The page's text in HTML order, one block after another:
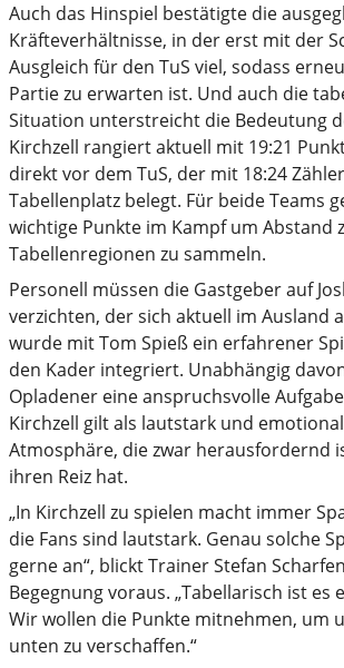
Auch das Hinspiel bestätigte die
Kräfteverhältnisse, in der erst mit der
Ausgleich für den TuS viel, sodass
Partie zu erwarten ist. Und auch die
Situation unterstreicht die Bedeutung
Kirchzell rangiert aktuell mit 19:21
direkt vor dem TuS, der mit 18:24
Tabellenplatz belegt. Für beide Teams
wichtige Punkte im Kampf um Abstand
Tabellenregionen zu sammeln.
Personell müssen die Gastgeber auf
verzichten, der sich aktuell im Ausland
wurde mit Tom Spieß ein erfahrener
den Kader integriert. Unabhängig
Opladener eine anspruchsvolle
Kirchzell gilt als lautstark und
Atmosphäre, die zwar herausfordernd
ihren Reiz hat.
„In Kirchzell zu spielen macht immer
die Fans sind lautstark. Genau solche
gerne an“, blickt Trainer Stefan
Begegnung voraus. „Tabellarisch ist es
Wir wollen die Punkte mitnehmen, um
unten zu verschaffen.“